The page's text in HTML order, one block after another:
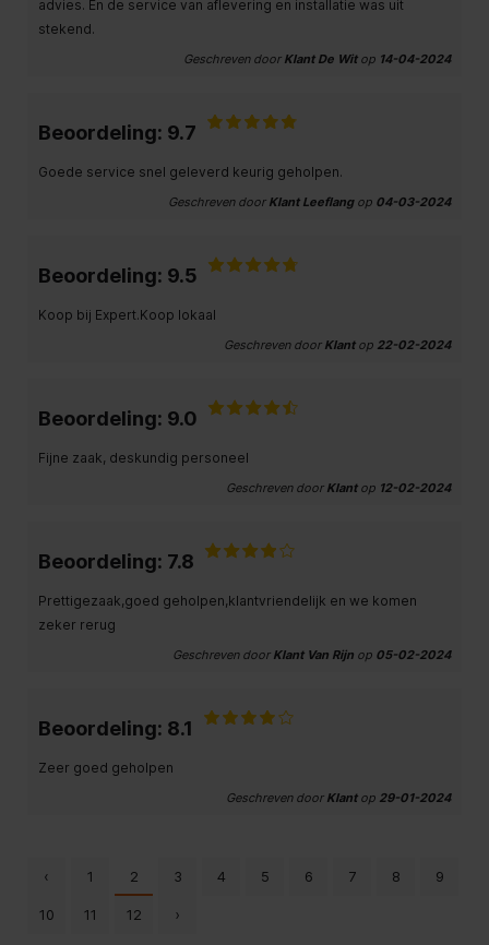
advies. En de service van aflevering en installatie was uit
stekend.
Geschreven door Klant De Witop 14-04-2024
Beoordeling: 9.7
Goede service snel geleverd keurig geholpen.
Geschreven door Klant Leeflangop 04-03-2024
Beoordeling: 9.5
Koop bij Expert.Koop lokaal
Geschreven door Klantop 22-02-2024
Beoordeling: 9.0
Fijne zaak, deskundig personeel
Geschreven door Klantop 12-02-2024
Beoordeling: 7.8
Prettigezaak,goed geholpen,klantvriendelijk en we komen
zeker rerug
Geschreven door Klant Van Rijn op 05-02-2024
Beoordeling: 8.1
Zeer goed geholpen
Geschreven door Klantop 29-01-2024
‹ 1 2 3 4 5 6 7 8 9
10 11 12 ›